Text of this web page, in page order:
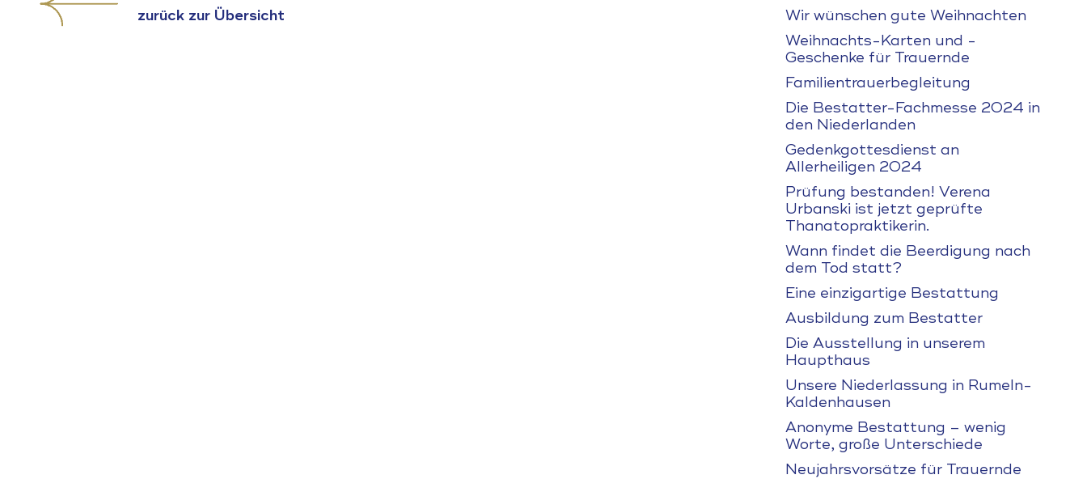
zurück zur Übersicht
Wir wünschen gute Weihnachten
Weihnachts-Karten und -
Geschenke für Trauernde
Familientrauerbegleitung
Die Bestatter-Fachmesse 2024 in
den Niederlanden
Gedenkgottesdienst an
Allerheiligen 2024
Prüfung bestanden! Verena
Urbanski ist jetzt geprüfte
Thanatopraktikerin.
Wann findet die Beerdigung nach
dem Tod statt?
Eine einzigartige Bestattung
Ausbildung zum Bestatter
Die Ausstellung in unserem
Haupthaus
Unsere Niederlassung in Rumeln-
Kaldenhausen
Anonyme Bestattung – wenig
Worte, große Unterschiede
Neujahrsvorsätze für Trauernde